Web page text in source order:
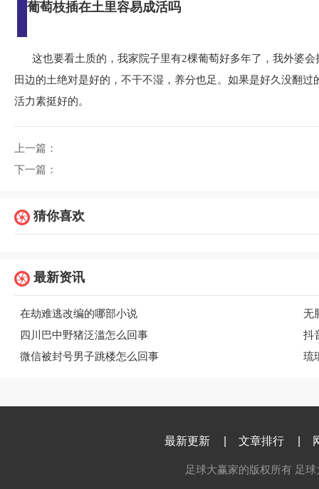
葡萄枝插在土里容易成活吗
这也要看土质的，我家院子里有2棵葡萄好多年了，我外婆
田边的土绝对是好的，不干不湿，养分也足。如果是好久没翻
活力素挺好的。
上一篇：
下一篇：
猜你喜欢
最新资讯
在劫难逃改编的哪部小说
无
四川巴中野猪泛滥怎么回事
抖
微信被封号男子跳楼怎么回事
琉
最新更新 文章排行
足球大赢家的版权所有 足